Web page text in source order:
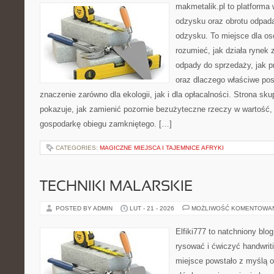
makmetalik.pl to platforma
odzysku oraz obrotu
odzysku. To miejsce dla
rozumieć, jak działa rynek
odpady do sprzedaży, jak
oraz dlaczego właściwe
znaczenie zarówno dla ekologii, jak i dla opłacalności. Strona
pokazuje, jak zamienić pozornie bezużyteczne rzeczy w
gospodarkę obiegu zamkniętego. […]
CATEGORIES: MAGICZNE MIEJSCA I TAJEMNICE AFRYKI
TECHNIKI MALARSKIE
POSTED BY ADMIN LUT - 21 - 2026 MOŻLIWOŚĆ
Elfiki777 to natchniony
rysować i ćwiczyć
miejsce powstało z myślą